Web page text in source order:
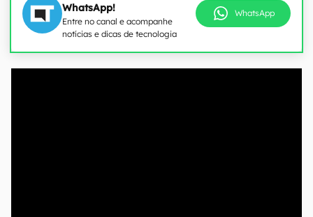
WhatsApp!
Entre no canal e acompanhe
notícias e dicas de tecnologia
WhatsApp